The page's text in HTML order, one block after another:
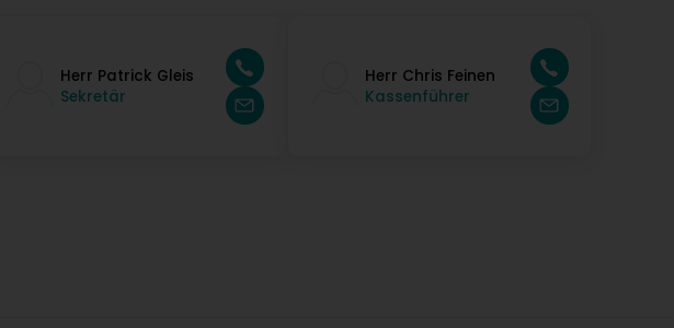
Herr Patrick Gleis
Sekretär
Herr Chris Feinen
Kassenführer